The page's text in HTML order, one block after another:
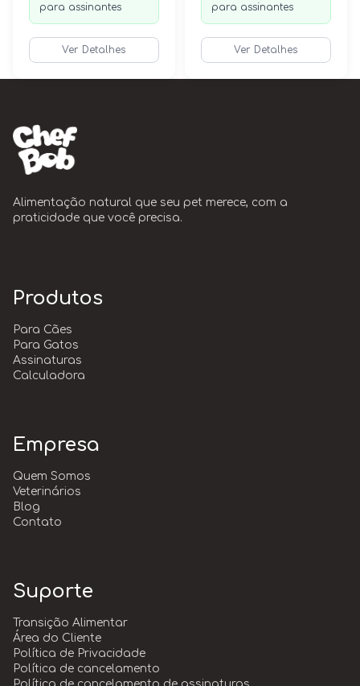
para assinantes
Ver Detalhes
para assinantes
Ver Detalhes
Alimentação natural que seu pet merece, com a
praticidade que você precisa.
Produtos
Para Cães
Para Gatos
Assinaturas
Calculadora
Empresa
Quem Somos
Veterinários
Blog
Contato
Suporte
Transição Alimentar
Área do Cliente
Política de Privacidade
Política de cancelamento